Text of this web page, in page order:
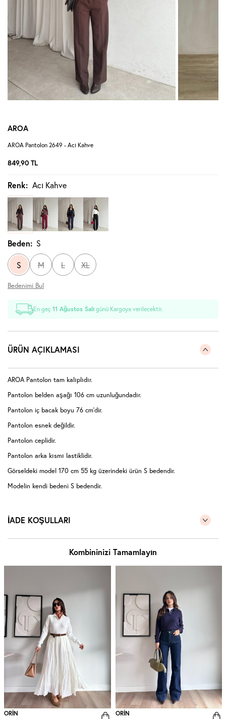
AROA
AROA Pantolon 2649 - Acı Kahve
849,90 TL
Renk: Acı Kahve
Beden: S
S M L XL
Bedenimi Bul
En geç11 Ağustos Salı günü Kargoya verilecektir.
ÜRÜN AÇIKLAMASI
AROA Pantolon tam kalıplıdır.
Pantolon belden aşağı 106 cm uzunluğundadır.
Pantolon iç bacak boyu 76 cm'dir.
Pantolon esnek değildir.
Pantolon ceplidir.
Pantolon arka kısmı lastiklidir.
Görseldeki model 170 cm 55 kg üzerindeki ürün S bedendir.
Modelin kendi bedeni S bedendir.
İADE KOŞULLARI
Kombininizi Tamamlayın
ORİN ORİN